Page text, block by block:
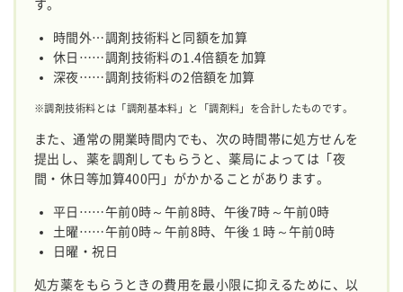
す。
時間外…調剤技術料と同額を加算
休日……調剤技術料の1.4倍額を加算
深夜……調剤技術料の2倍額を加算
※調剤技術料とは「調剤基本料」と「調剤料」を合計したものです。
また、通常の開業時間内でも、次の時間帯に処方せんを
提出し、薬を調剤してもらうと、薬局によっては「夜
間・休日等加算400円」がかかることがあります。
平日……午前0時～午前8時、午後7時～午前0時
土曜……午前0時～午前8時、午後１時～午前0時
日曜・祝日
処方薬をもらうときの費用を最小限に抑えるために、以